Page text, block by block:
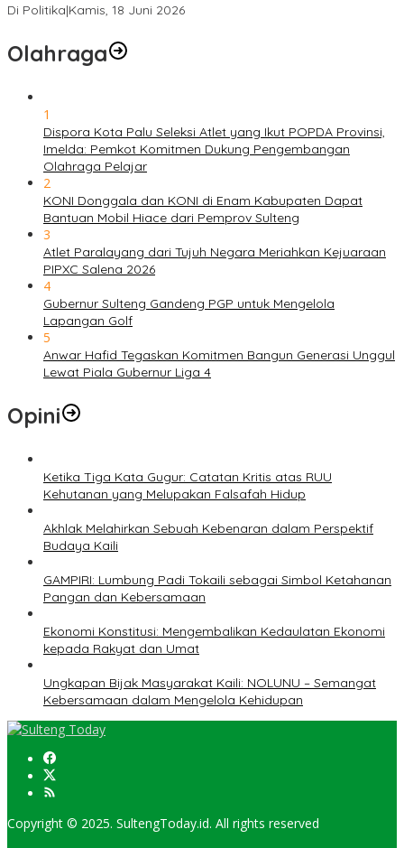
Di Politika|Kamis, 18 Juni 2026
Olahraga
1
Dispora Kota Palu Seleksi Atlet yang Ikut POPDA Provinsi,
Imelda: Pemkot Komitmen Dukung Pengembangan
Olahraga Pelajar
2
KONI Donggala dan KONI di Enam Kabupaten Dapat
Bantuan Mobil Hiace dari Pemprov Sulteng
3
Atlet Paralayang dari Tujuh Negara Meriahkan Kejuaraan
PIPXC Salena 2026
4
Gubernur Sulteng Gandeng PGP untuk Mengelola
Lapangan Golf
5
Anwar Hafid Tegaskan Komitmen Bangun Generasi Unggul
Lewat Piala Gubernur Liga 4
Opini
Ketika Tiga Kata Gugur: Catatan Kritis atas RUU
Kehutanan yang Melupakan Falsafah Hidup
Akhlak Melahirkan Sebuah Kebenaran dalam Perspektif
Budaya Kaili
GAMPIRI: Lumbung Padi Tokaili sebagai Simbol Ketahanan
Pangan dan Kebersamaan
Ekonomi Konstitusi: Mengembalikan Kedaulatan Ekonomi
kepada Rakyat dan Umat
Ungkapan Bijak Masyarakat Kaili: NOLUNU – Semangat
Kebersamaan dalam Mengelola Kehidupan
Copyright © 2025. SultengToday.id. All rights reserved